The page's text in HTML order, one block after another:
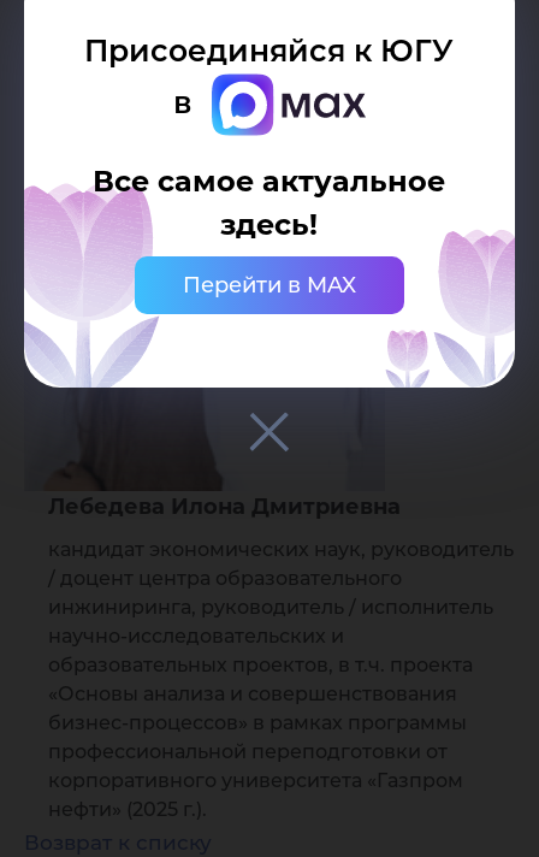
Присоединяйся к ЮГУ
в
Все самое актуальное
здесь!
Перейти в MAX
Лебедева Илона Дмитриевна
кандидат экономических наук, руководитель
/ доцент центра образовательного
инжиниринга, руководитель / исполнитель
научно-исследовательских и
образовательных проектов, в т.ч. проекта
«Основы анализа и совершенствования
бизнес-процессов» в рамках программы
профессиональной переподготовки от
корпоративного университета «Газпром
нефти» (2025 г.).
Возврат к списку